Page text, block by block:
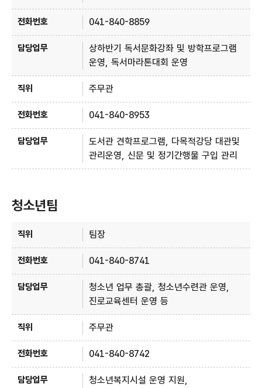
041-840-8859
상하반기 독서문화강좌 및 방학프로그램
운영, 독서마라톤대회 운영
주무관
041-840-8953
도서관 견학프로그램, 다목적강당 대관및
관리운영, 신문 및 정기간행물 구입 관리
청소년팀
팀장
041-840-8741
청소년 업무 총괄, 청소년수련관 운영,
진로교육센터 운영 등
주무관
041-840-8742
청소년복지시설 운영 지원,